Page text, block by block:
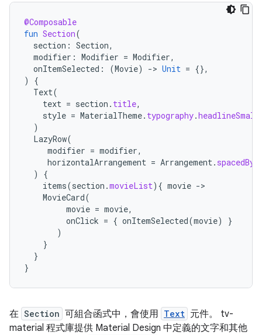
@Composable
fun Section(
section : Section,
modifier : Modifier = Modifier,
onItemSelected : (Movie) -> Unit = {},
)
{
Text(
text = section . title,
style = MaterialTheme. typography.headlineSmall
)
LazyRow(
modifier = modifier,
horizontalArrangement = Arrangement . spacedBy
)
{
items(section .movieList){ movie -
MovieCard(
movie = movie,
onClick = { onItemSelected(movie)
}
)
}
}
}
在 Section 可組合函式中，會使用 Text 元件。 tv-
material 程式庫提供 Material Design 中定義的文字和其他